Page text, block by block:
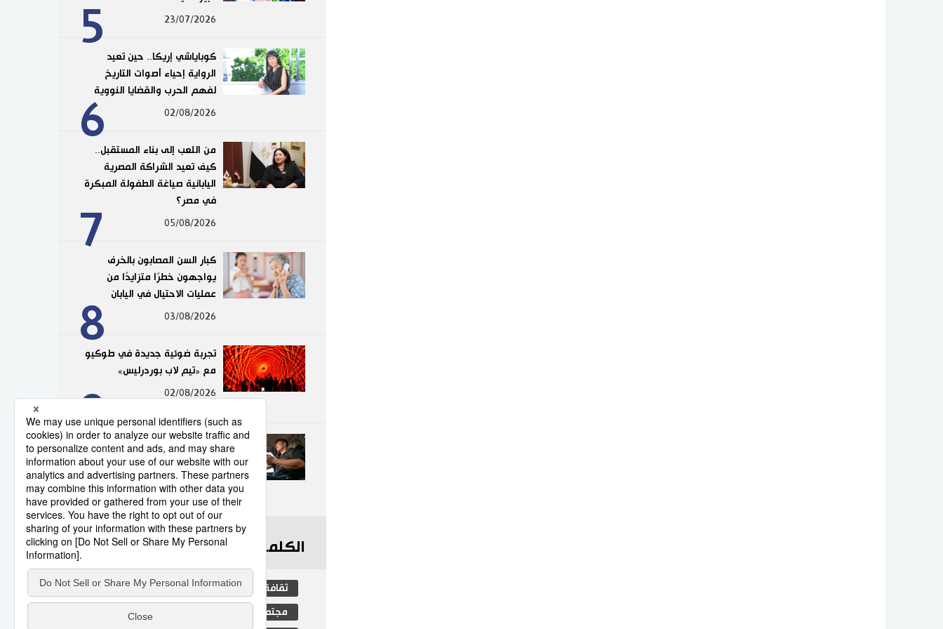
5
23/07/2026
6
كوباياشي إريكا.. حين تعيد
الرواية إحياء أصوات التاريخ
لفهم الحرب والقضايا النووية
02/08/2026
7
من اللعب إلى بناء المستقبل..
كيف تعيد الشراكة المصرية
اليابانية صياغة الطفولة المبكرة
في مصر؟
05/08/2026
8
كبار السن المصابون بالخرف
يواجهون خطرًا متزايدًا من
عمليات الاحتيال في اليابان
03/08/2026
9
تجربة ضوئية جديدة في طوكيو
مع «تيم لاب بوردرليس»
02/08/2026
10
عدد قياسي لحوادث المرور
الناجمة عن استخدام الهواتف
الذكية في اليابان
10/07/2026
الكلمات الأكثر بحثا
ثقافة اليابان جيجي برس
مجتمع